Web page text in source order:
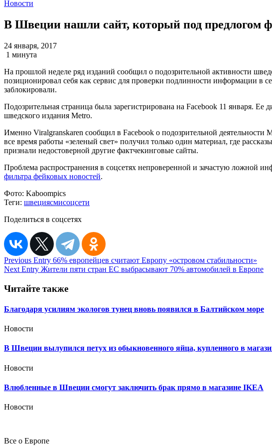
Новости
В Швеции нашли сайт, который под предлогом
24 января, 2017
1 минута
На прошлой неделе ряд изданий сообщил о подозрительной активности
позиционировал себя как сервис для проверки подлинности информации
заблокировали.
Подозрительная страница была зарегистрирована на Facebook 11 января.
шведского издания Metro.
Именно Viralgranskaren сообщил в Facebook о подозрительной деятельности
все время работы «зеленый свет» получил только один материал, где
признали недостоверной другие фактчекинговые сайты.
Проблема распространения в соцсетях непроверенной и зачастую ложной
фильтра фейковых новостей.
Фото: Kaboompics
Теги: швециясмисоцсети
Поделиться в соцсетях
Навигация
по
записям
Previous Entry 66% европейцев считают Европу «островом стабильности»
Next Entry Жители пяти стран ЕС выбрасывают 70% автомобилей в Европе
Читайте также
Благодаря усилиям экологов тунец вновь появился в Балтийском море
Новости
В Швеции вылупился петух из обыкновенного яйца, купленного в
Новости
Влюбленные в Швеции смогут заключить брак прямо в магазине IKEA
Новости
Все о Европе